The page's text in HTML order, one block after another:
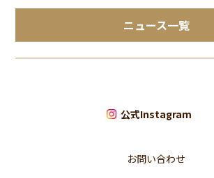
ニュース一覧
公式Instagram
お問い合わせ